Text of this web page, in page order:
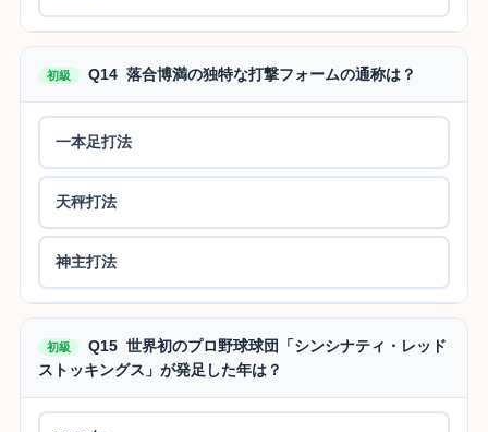
初級 Q14 落合博満の独特な打撃フォームの通称は？
一本足打法
天秤打法
神主打法
初級
Q15 世界初のプロ野球球団「シンシナティ・レッド
ストッキングス」が発足した年は？